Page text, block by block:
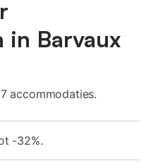
in Barvaux
accommodaties.
-32%.